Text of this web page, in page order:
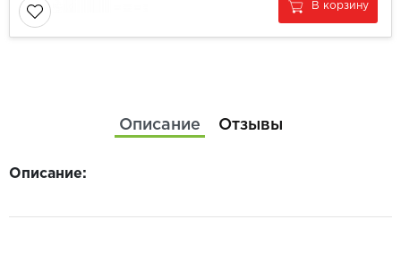
В корзину
Описание Отзывы
Описание: